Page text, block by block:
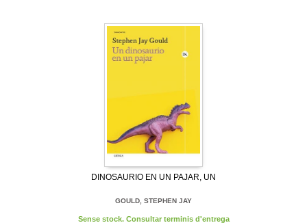
DINOSAURIO EN UN PAJAR, UN
GOULD, STEPHEN JAY
Sense stock. Consultar terminis d'entrega